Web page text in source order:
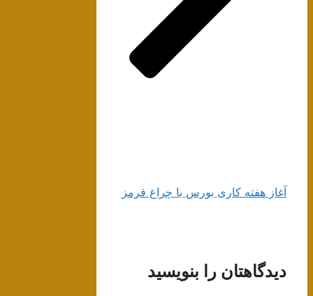
آغاز هفته کاری بورس با چراغ قرمز
دیدگاهتان را بنویسید